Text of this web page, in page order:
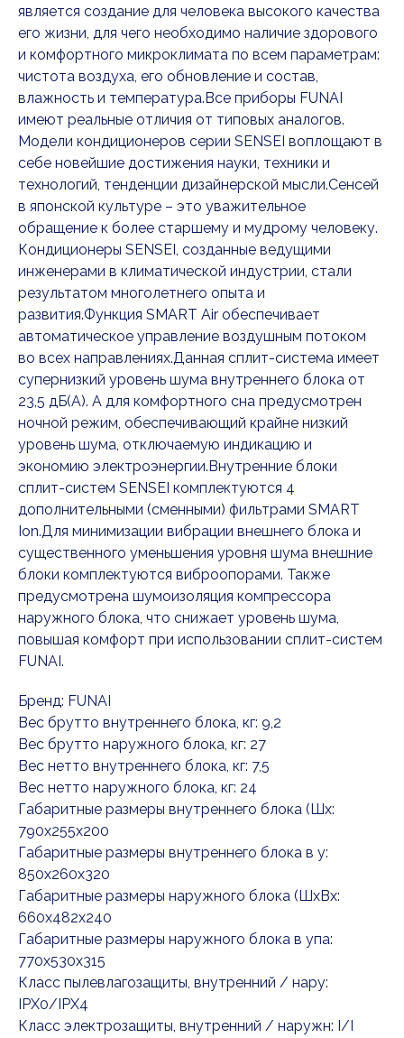
является создание для человека высокого качества
его жизни, для чего необходимо наличие здорового
и комфортного микроклимата по всем параметрам:
чистота воздуха, его обновление и состав,
влажность и температура.Все приборы FUNAI
имеют реальные отличия от типовых аналогов.
Модели кондиционеров серии SENSEI воплощают в
себе новейшие достижения науки, техники и
технологий, тенденции дизайнерской мысли.Сенсей
в японской культуре – это уважительное
обращение к более старшему и мудрому человеку.
Кондиционеры SENSEI, созданные ведущими
инженерами в климатической индустрии, стали
результатом многолетнего опыта и
развития.Функция SMART Air обеспечивает
автоматическое управление воздушным потоком
во всех направлениях.Данная сплит-система имеет
супернизкий уровень шума внутреннего блока от
23,5 дБ(А). А для комфортного сна предусмотрен
ночной режим, обеспечивающий крайне низкий
уровень шума, отключаемую индикацию и
экономию электроэнергии.Внутренние блоки
сплит-систем SENSEI комплектуются 4
дополнительными (сменными) фильтрами SMART
Ion.Для минимизации вибрации внешнего блока и
существенного уменьшения уровня шума внешние
блоки комплектуются виброопорами. Также
предусмотрена шумоизоляция компрессора
наружного блока, что снижает уровень шума,
повышая комфорт при использовании сплит-систем
FUNAI.
Бренд: FUNAI
Вес брутто внутреннего блока, кг: 9,2
Вес брутто наружного блока, кг: 27
Вес нетто внутреннего блока, кг: 7,5
Вес нетто наружного блока, кг: 24
Габаритные размеры внутреннего блока (Шx:
790x255x200
Габаритные размеры внутреннего блока в у:
850x260x320
Габаритные размеры наружного блока (ШxВx:
660x482x240
Габаритные размеры наружного блока в упа:
770x530x315
Класс пылевлагозащиты, внутренний / нару:
IPX0/IPX4
Класс электрозащиты, внутренний / наружн: I/I